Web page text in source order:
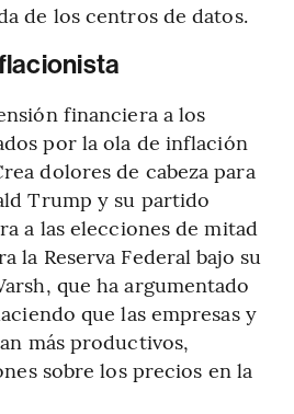
de los centros de datos.
financiera a los
por la ola de inflación
dolores de cabeza para
Trump y su partido
a las elecciones de mitad
la Reserva Federal bajo su
que ha argumentado
que las empresas y
más productivos,
sobre los precios en la